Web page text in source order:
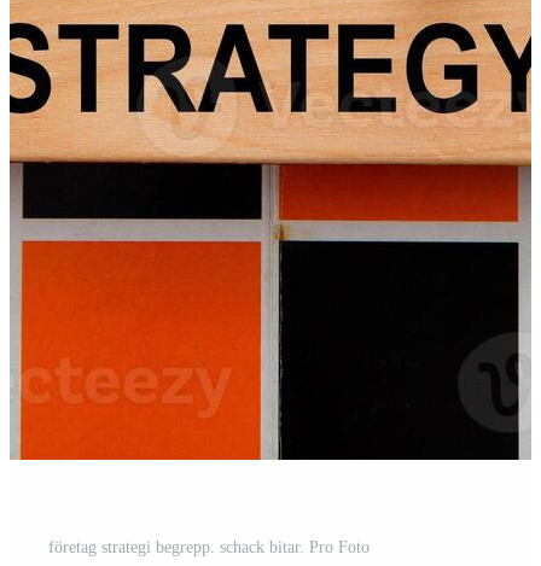
företag strategi begrepp. schack bitar. Pro Foto